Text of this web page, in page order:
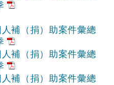
補（捐）助案件彙總
補（捐）助案件彙總
補（捐）助案件彙總